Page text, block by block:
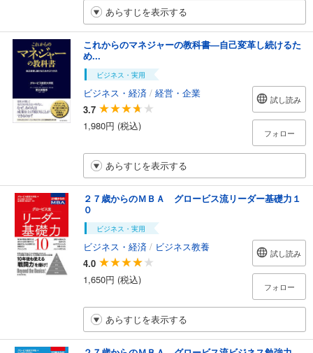
あらすじを表示する
これからのマネジャーの教科書―自己変革し続けるた
め...
ビジネス・実用
ビジネス・経済 / 経営・企業
3.7
1,980円 (税込)
試し読み
フォロー
あらすじを表示する
２７歳からのＭＢＡ グロービス流リーダー基礎力１
０
ビジネス・実用
ビジネス・経済 / ビジネス教養
4.0
1,650円 (税込)
試し読み
フォロー
あらすじを表示する